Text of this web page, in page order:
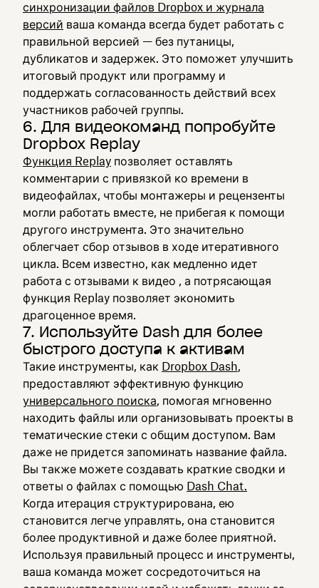
синхронизации файлов Dropbox и журнала
версий ваша команда всегда будет работать с
правильной версией — без путаницы,
дубликатов и задержек. Это поможет улучшить
итоговый продукт или программу и
поддержать согласованность действий всех
участников рабочей группы.
6. Для видеокоманд попробуйте
Dropbox Replay
Функция Replay позволяет оставлять
комментарии с привязкой ко времени в
видеофайлах, чтобы монтажеры и рецензенты
могли работать вместе, не прибегая к помощи
другого инструмента. Это значительно
облегчает сбор отзывов в ходе итеративного
цикла. Всем известно, как медленно идет
работа с отзывами к видео , а потрясающая
функция Replay позволяет экономить
драгоценное время.
7. Используйте Dash для более
быстрого доступа к активам
Такие инструменты, как Dropbox Dash,
предоставляют эффективную функцию
универсального поиска, помогая мгновенно
находить файлы или организовывать проекты в
тематические стеки с общим доступом. Вам
даже не придется запоминать название файла.
Вы также можете создавать краткие сводки и
ответы о файлах с помощью Dash Chat.
Когда итерация структурирована, ею
становится легче управлять, она становится
более продуктивной и даже более приятной.
Используя правильный процесс и инструменты,
ваша команда может сосредоточиться на